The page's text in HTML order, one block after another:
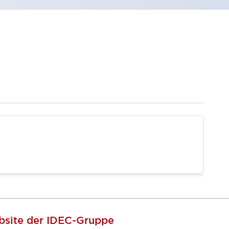
der IDEC-Gruppe